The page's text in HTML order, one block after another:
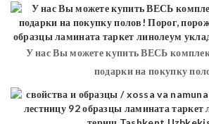
У нас Вы можете купить ВЕСЬ
подарки на покупку